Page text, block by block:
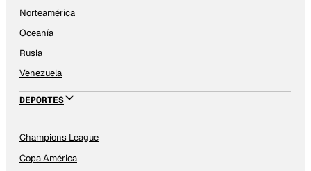
Norteamérica
Oceanía
Rusia
Venezuela
DEPORTES
Champions League
Copa América